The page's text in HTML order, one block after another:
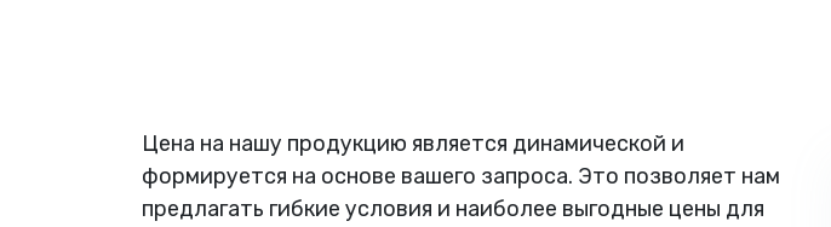
Цена на нашу продукцию является динамической и
формируется на основе вашего запроса. Это позволяет нам
предлагать гибкие условия и наиболее выгодные цены для